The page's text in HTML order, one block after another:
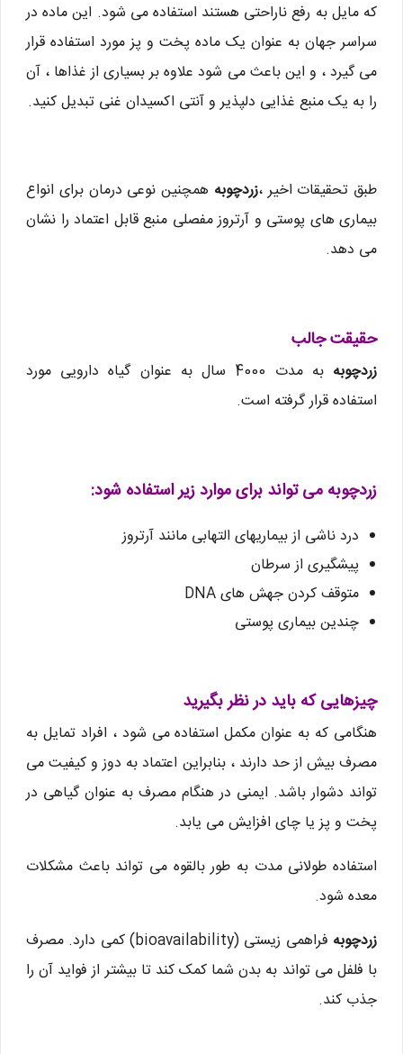
که مایل به رفع ناراحتی هستند استفاده می شود. این ماده در
سراسر جهان به عنوان یک ماده پخت و پز مورد استفاده قرار
می گیرد ، و این باعث می شود علاوه بر بسیاری از غذاها ، آن
را به یک منبع غذایی دلپذیر و آنتی اکسیدان غنی تبدیل کنید.
طبق تحقیقات اخیر ،زردچوبه همچنین نوعی درمان برای انواع
بیماری های پوستی و آرتروز مفصلی منبع قابل اعتماد را نشان
می دهد.
حقیقت جالب
زردچوبه
به مدت 4000 سال به عنوان گیاه دارویی مورد
استفاده قرار گرفته است.
زردچوبه می تواند برای موارد زیر استفاده شود:
درد ناشی از بیماریهای التهابی مانند آرتروز
پیشگیری از سرطان
متوقف کردن جهش های DNA
چندین بیماری پوستی
چیزهایی که باید در نظر بگیرید
هنگامی که به عنوان مکمل استفاده می شود ، افراد تمایل به
مصرف بیش از حد دارند ، بنابراین اعتماد به دوز و کیفیت می
تواند دشوار باشد. ایمنی در هنگام مصرف به عنوان گیاهی در
پخت و پز یا چای افزایش می یابد.
استفاده طولانی مدت به طور بالقوه می تواند باعث مشکلات
معده شود.
زردچوبه
فراهمی زیستی (bioavailability) کمی دارد. مصرف
با فلفل می تواند به بدن شما کمک کند تا بیشتر از فواید آن را
جذب کند.